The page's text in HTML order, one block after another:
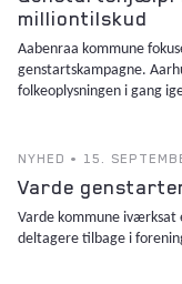
milliontilskud
Aabenraa kommune
genstartskampagne.
folkeoplysningen i gang
NYHED • 15.
Varde
Varde kommune iværksat
deltagere tilbage i